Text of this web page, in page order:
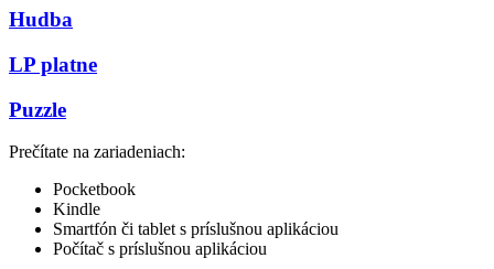
Hudba
LP platne
Puzzle
Prečítate na zariadeniach:
Pocketbook
Kindle
Smartfón či tablet s príslušnou aplikáciou
Počítač s príslušnou aplikáciou